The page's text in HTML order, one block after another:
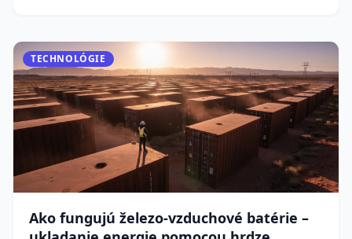
TECHNOLÓGIE
Ako fungujú železo-vzduchové batérie –